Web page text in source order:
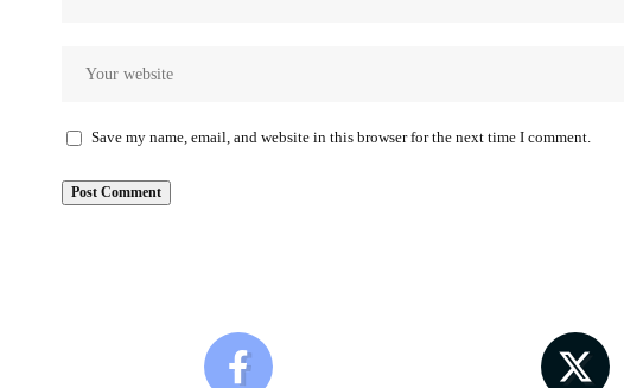
Save my name, email, and website in this browser for the next time I comment.